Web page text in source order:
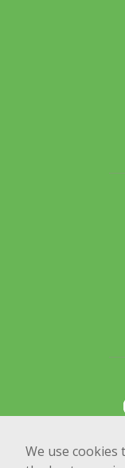
We use cookies